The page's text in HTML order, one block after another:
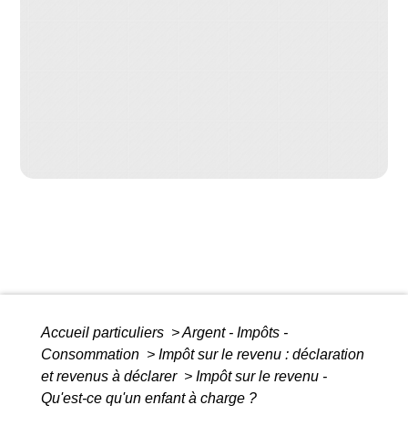
Accueil particuliers >Argent - Impôts -
Consommation > Impôt sur le revenu : déclaration
et revenus à déclarer > Impôt sur le revenu -
Qu'est-ce qu'un enfant à charge ?